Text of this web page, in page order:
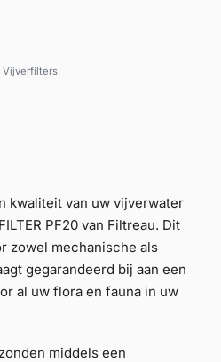
Vijverfilters
kwaliteit van uw vijverwater
PF20 van Filtreau. Dit
zowel mechanische als
gegarandeerd bij aan een
al uw flora en fauna in uw
middels een